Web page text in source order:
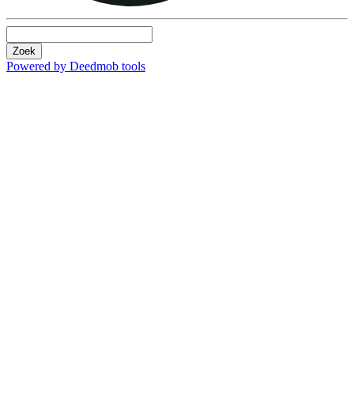
Zoek
Powered by Deedmob tools